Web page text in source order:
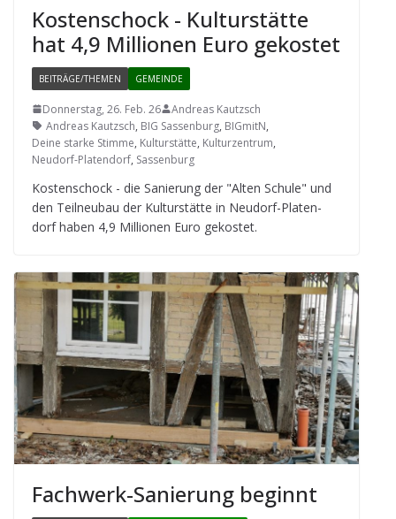
Kos­ten­schock - Kul­tur­stätte
hat 4,9 Mil­lio­nen Euro gekostet
BEITRÄGE/THEMEN GEMEINDE
Donnerstag, 26. Feb. 26
Andreas Kautzsch
Andreas Kautzsch, BIG Sassenburg, BIGmitN,
Deine starke Stimme, Kulturstätte, Kulturzentrum,
Neudorf-Platendorf, Sassenburg
Kos­ten­schock - die Sanie­rung der "Alten Schule" und
den Teil­neu­bau der Kul­tur­stätte in Neu­dorf-Pla­ten­
dorf haben 4,9 Mil­lio­nen Euro gekostet.
Fach­werk-Sanie­rung beginnt